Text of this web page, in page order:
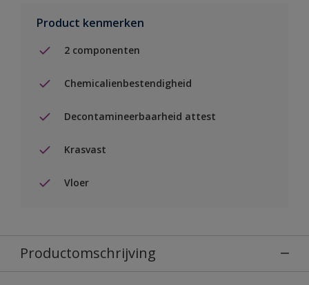
Product kenmerken
2 componenten
Chemicalienbestendigheid
Decontamineerbaarheid attest
Krasvast
Vloer
Productomschrijving